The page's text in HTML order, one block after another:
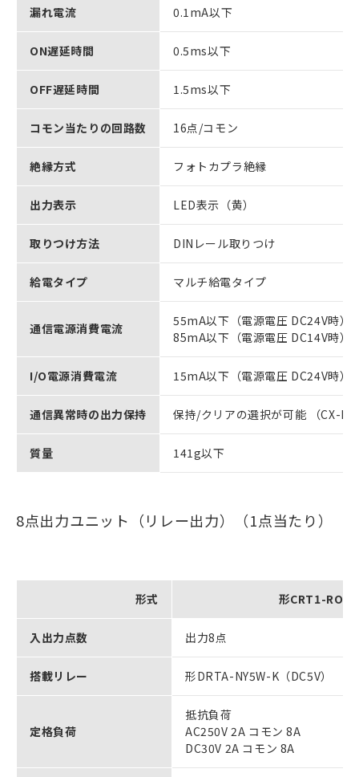
漏れ電流 0.1mA以下
ON遅延時間 0.5ms以下
OFF遅延時間 1.5ms以下
コモン当たりの回路数 16点/コモン
絶縁方式 フォトカプラ絶縁
出力表示 LED表示（黄）
取りつけ方法 DINレール取りつけ
給電タイプ マルチ給電タイプ
通信電源消費電流
55mA以下（電源電圧 DC24V時）
85mA以下（電源電圧 DC14V時）
I/O電源消費電流 15mA以下（電源電圧 DC24V時）
通信異常時の出力保持 保持/クリアの選択が可能 （CX-
質量 141g以下
8点出力ユニット（リレー出力）（1点当たり）
形式 形CRT1-
入出力点数 出力8点
搭載リレー 形DRTA-NY5W-K（DC5V）
定格負荷
抵抗負荷
AC250V 2A コモン 8A
DC30V 2A コモン 8A